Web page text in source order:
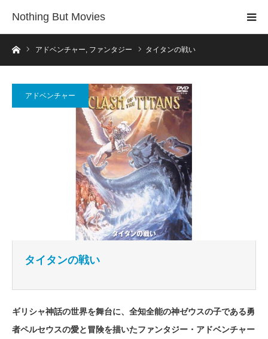
Nothing But Movies
ホームアドベンチャー, ファンタジー タイタンの戦い
アドベンチャー
タイタンの戦い
ギリシャ神話の世界を舞台に、全知全能の神ゼウスの子である勇
者ペルセウスの愛と冒険を描いたファンタジー・アドベンチャー